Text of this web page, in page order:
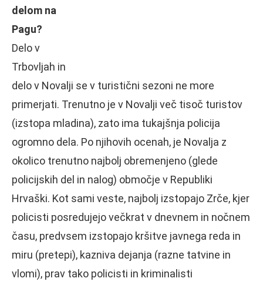
delom na
Pagu?
Delo v
Trbovljah in
delo v Novalji se v turistični sezoni ne more
primerjati. Trenutno je v Novalji več tisoč turistov
(izstopa mladina), zato ima tukajšnja policija
ogromno dela. Po njihovih ocenah, je Novalja z
okolico trenutno najbolj obremenjeno (glede
policijskih del in nalog) območje v Republiki
Hrvaški. Kot sami veste, najbolj izstopajo Zrče, kjer
policisti posredujejo večkrat v dnevnem in nočnem
času, predvsem izstopajo kršitve javnega reda in
miru (pretepi), kazniva dejanja (razne tatvine in
vlomi), prav tako policisti in kriminalisti